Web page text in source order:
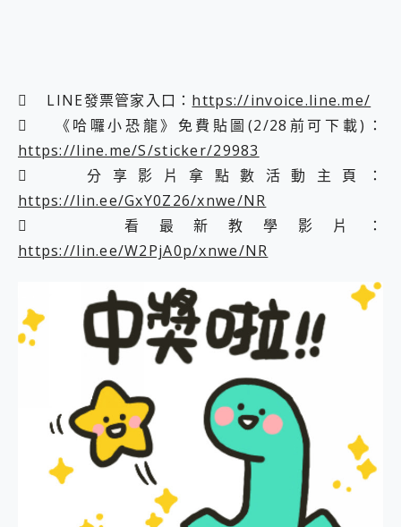
 LINE發票管家入口： https://invoice.line.me/
 《哈囉小恐龍》免費貼圖(2/28前可下載)：
https://line.me/S/sticker/29983
 分享影片拿點數活動主頁：
https://lin.ee/GxY0Z26/xnwe/NR
 看最新教學影片：
https://lin.ee/W2PjA0p/xnwe/NR